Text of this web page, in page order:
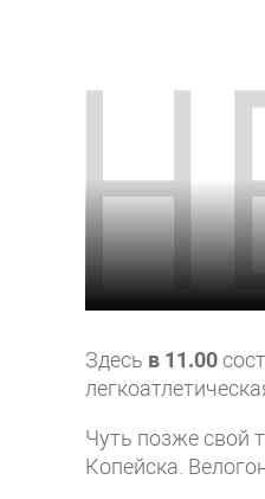
Здесь в 11.00
Чуть позже свой
Копейска.